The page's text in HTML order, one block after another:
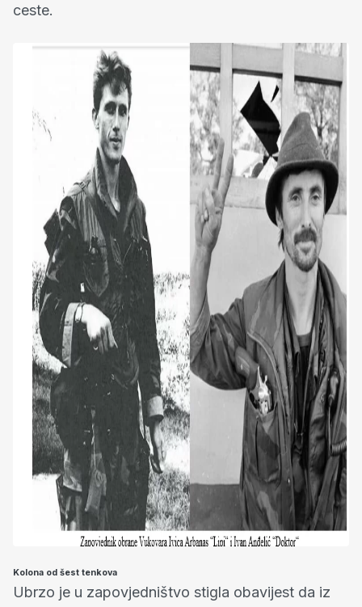
ceste.
Kolona od šest tenkova
Ubrzo je u zapovjedništvo stigla obavijest da iz